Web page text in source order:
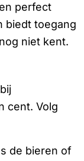
perfect
biedt toegang
niet kent.
cent. Volg
de bieren of